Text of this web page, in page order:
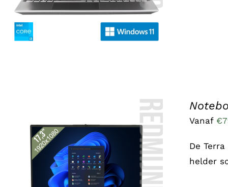
OPTIES SELECTEREN DIT
/ DETAILS
Vanaf €
De
helder